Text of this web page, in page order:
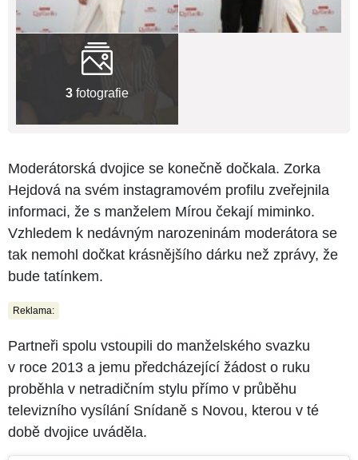
3 fotografie
Moderátorská dvojice se konečně dočkala. Zorka
Hejdová na svém instagramovém profilu zveřejnila
informaci, že s manželem Mírou čekají miminko.
Vzhledem k nedávným narozeninám moderátora se
tak nemohl dočkat krásnějšího dárku než zprávy, že
bude tatínkem.
Reklama:
Partneři spolu vstoupili do manželského svazku
v roce 2013 a jemu předcházející žádost o ruku
proběhla v netradičním stylu přímo v průběhu
televizního vysílání Snídaně s Novou, kterou v té
době dvojice uváděla.